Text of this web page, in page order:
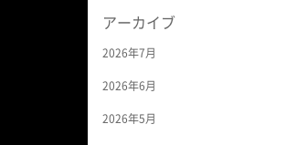
アーカイブ
2026年7月
2026年6月
2026年5月